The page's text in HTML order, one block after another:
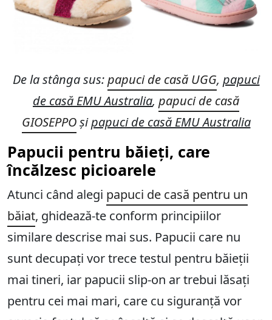
De la stânga sus:papuci de casă UGG, papuci
de casă EMU Australia, papuci de casă
GIOSEPPOșipapuci de casă EMU Australia
Papucii pentru băieți, care
încălzesc picioarele
Atunci când alegi papuci de casă pentru un
băiat, ghidează-te conform principiilor
similare descrise mai sus. Papucii care nu
sunt decupați vor trece testul pentru băieții
mai tineri, iar papucii slip-on ar trebui lăsați
pentru cei mai mari, care cu siguranță vor